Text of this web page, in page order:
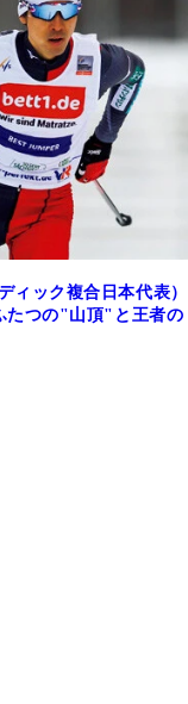
ィック複合日本代表）
たつの"山頂"と王者の